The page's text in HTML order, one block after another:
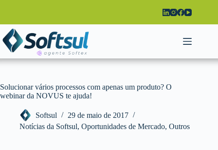
conteúdo
Solucionar vários processos com apenas um produto? O
webinar da NOVUS te ajuda!
Softsul
29 de maio de 2017
Notícias da Softsul, Oportunidades de Mercado, Outros